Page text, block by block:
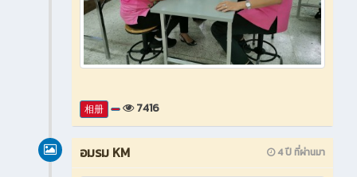
相册 7416
4 ปี ที่ผ่านมา
อมรม KM